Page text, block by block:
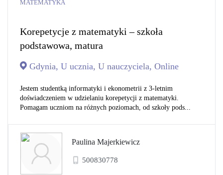
MATEMATYKA
Korepetycje z matematyki – szkoła
podstawowa, matura
Gdynia, U ucznia, U nauczyciela, Online
Jestem studentką informatyki i ekonometrii z 3-letnim
doświadczeniem w udzielaniu korepetycji z matematyki.
Pomagam uczniom na różnych poziomach, od szkoły pods...
Paulina Majerkiewicz
500830778